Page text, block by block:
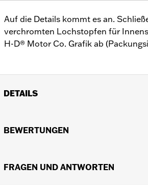
Auf die Details kommt es an.
verchromten Lochstopfen für
H-D® Motor Co. Grafik ab
DETAILS
Kollektion:Harley-Davidson Motor Co.
In Einheiten erhältlich:Jeweils
BEWERTUNGEN
FRAGEN UND ANTWORTEN